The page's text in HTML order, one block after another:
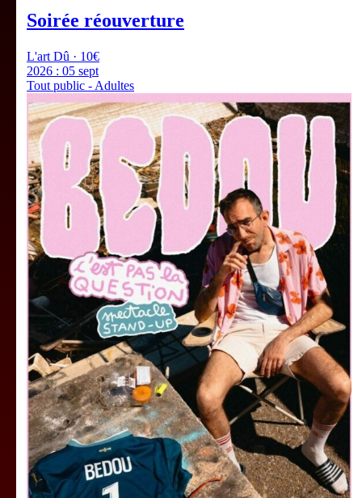
Soirée réouverture
L'art Dû · 10€
2026 : 05 sept
Tout public - Adultes